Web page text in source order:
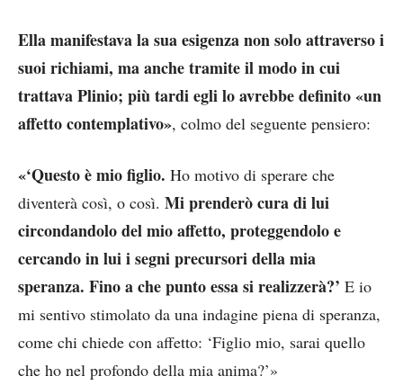
Ella manifestava la sua esigenza non solo attraverso i
suoi richiami, ma anche tramite il modo in cui
trattava Plinio; più tardi egli lo avrebbe definito «un
affetto contemplativo», colmo del seguente pensiero:
«‘Questo è mio figlio. Ho motivo di sperare che
diventerà così, o così. Mi prenderò cura di lui
circondandolo del mio affetto, proteggendolo e
cercando in lui i segni precursori della mia
speranza. Fino a che punto essa si realizzerà?’ E io
mi sentivo stimolato da una indagine piena di speranza,
come chi chiede con affetto: ‘Figlio mio, sarai quello
che ho nel profondo della mia anima?’»